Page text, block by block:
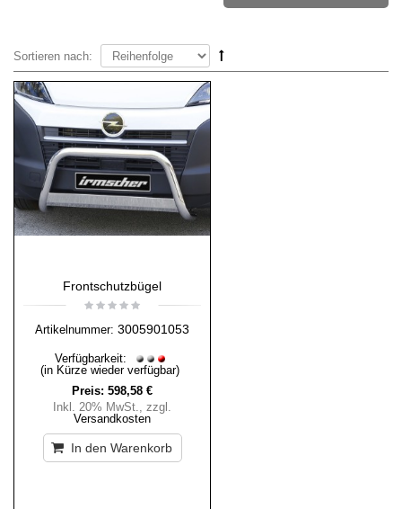
Sortieren nach:
Frontschutzbügel
Artikelnummer: 3005901053
Verfügbarkeit:
(in Kürze wieder verfügbar)
Preis: 598,58 €
Inkl. 20% MwSt., zzgl.
Versandkosten
In den Warenkorb